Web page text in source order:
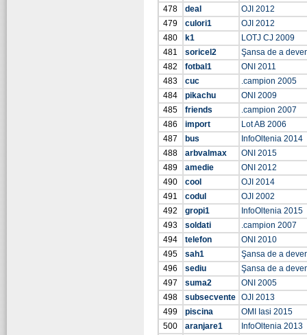
478
deal
OJI 2012
479
culori1
OJI 2012
480
k1
LOTJ CJ 2009
481
soricel2
Şansa de a
482
fotbal1
ONI 2011
483
cuc
.campion 2005
484
pikachu
ONI 2009
485
friends
.campion 2007
486
import
Lot AB 2006
487
bus
InfoOltenia 2014
488
arbvalmax
ONI 2015
489
amedie
ONI 2012
490
cool
OJI 2014
491
codul
OJI 2002
492
gropi1
InfoOltenia 2015
493
soldati
.campion 2007
494
telefon
ONI 2010
495
sah1
Şansa de a
496
sediu
Şansa de a
497
suma2
ONI 2005
498
subsecvente OJI 2013
499
piscina
OMI Iasi 2015
500
aranjare1
InfoOltenia 2013